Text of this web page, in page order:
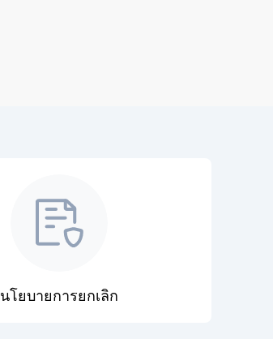
นโยบายการยกเลิก